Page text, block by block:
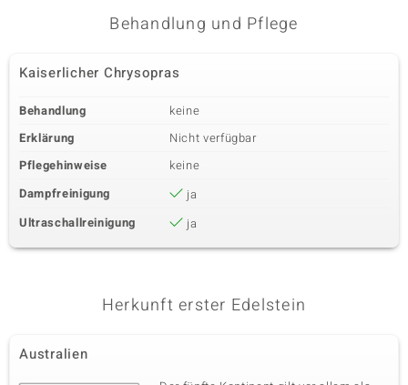
Behandlung und Pflege
Kaiserlicher Chrysopras
Behandlung
keine
Erklärung
Nicht verfügbar
Pflegehinweise
keine
Dampfreinigung
ja
Ultraschallreinigung
ja
Herkunft erster Edelstein
Australien